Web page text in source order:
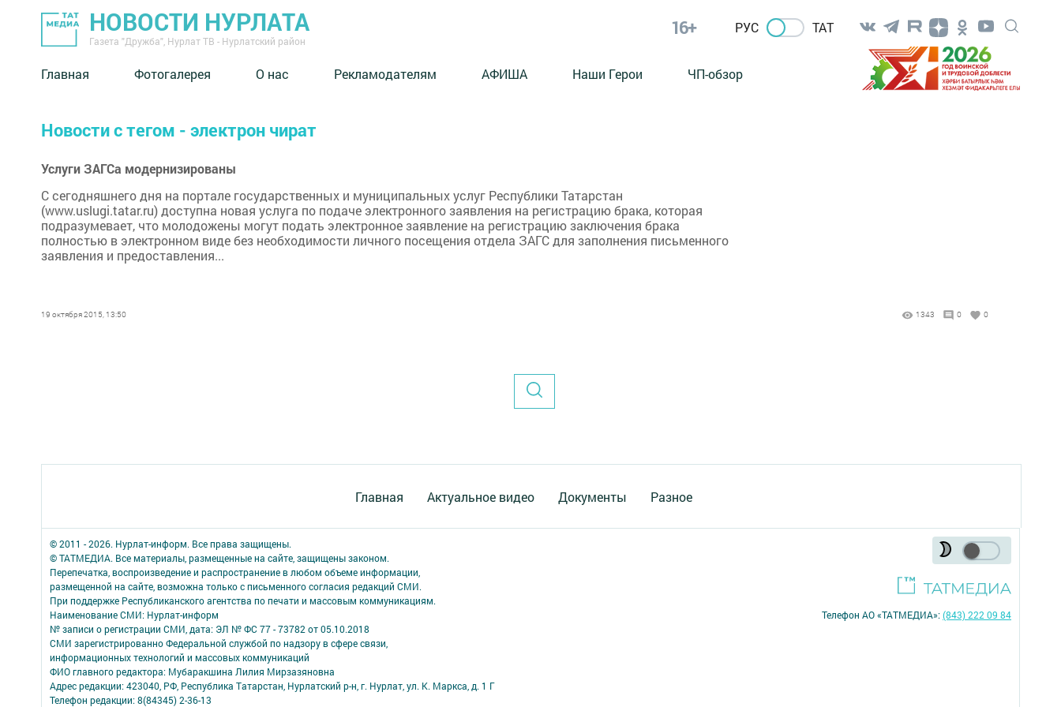
НОВОСТИ НУРЛАТА
Газета "Дружба", Нурлат ТВ - Нурлатский район
16+ РУС ТАТ
Главная Фотогалерея О нас Рекламодателям АФИША Наши Герои ЧП-обзор
Новости с тегом - электрон чират
Услуги ЗАГСа модернизированы
C сегодняшнего дня на портале государственных и муниципальных услуг Республики Татарстан
(www.uslugi.tatar.ru) доступна новая услуга по подаче электронного заявления на регистрацию брака, которая
подразумевает, что молодожены могут подать электронное заявление на регистрацию заключения брака
полностью в электронном виде без необходимости личного посещения отдела ЗАГС для заполнения письменного
заявления и предоставления...
19 октября 2015, 13:50 1343 0 0
Главная Актуальное видео Документы Разное
© 2011 - 2026. Нурлат-⁠информ. Все права защищены.
© ТАТМЕДИА. Все материалы, размещенные на сайте, защищены законом.
Перепечатка, воспроизведение и распространение в любом объеме информации,
размещенной на сайте, возможна только с письменного согласия редакций СМИ.
При поддержке Республиканского агентства по печати и массовым коммуникациям.
Наименование СМИ: Нурлат-⁠информ
№ записи о регистрации СМИ, дата: ЭЛ № ФС 77 -⁠ 73782 от 05.10.2018
СМИ зарегистрированно Федеральной службой по надзору в сфере связи,
информационных технологий и массовых коммуникаций
ФИО главного редактора: Мубаракшина Лилия Мирзазяновна
Адрес редакции: 423040, РФ, Республика Татарстан, Нурлатский р-н, г. Нурлат, ул. К. Маркса, д. 1 Г
Телефон редакции: 8(84345) 2-36-13
Телефон АО «ТАТМЕДИА»:(843) 222 09 84